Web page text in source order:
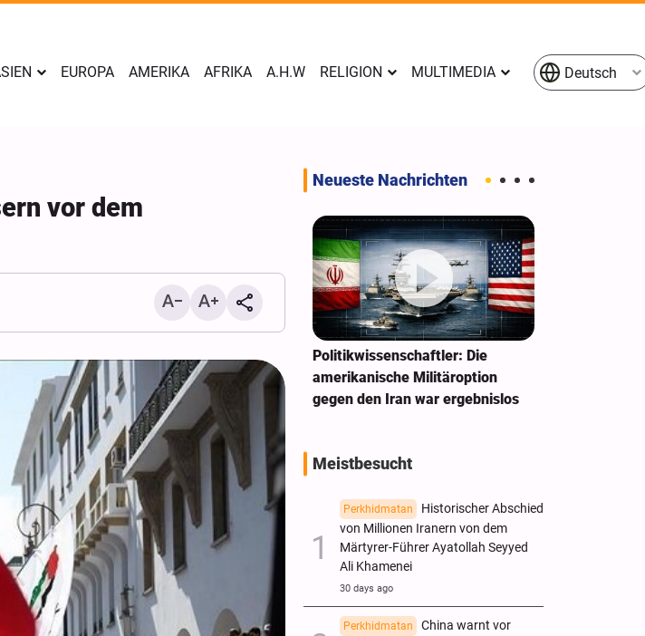
EUROPA AMERIKA AFRIKA A.H.W RELIGION MULTIMEDIA Deutsch
vor dem
Neueste Nachrichten
Jemen: Saudische Militärs
werden in unserem Visier sein
Politikwissenschaftler: Die
amerikanische Militäroption
gegen den Iran war ergebnislos
Meistbesucht
Perkhidmatan
Historischer Abschied
von Millionen Iranern von dem
Märtyrer-Führer Ayatollah Seyyed
Ali Khamenei
30 days ago
Perkhidmatan
China warnt vor